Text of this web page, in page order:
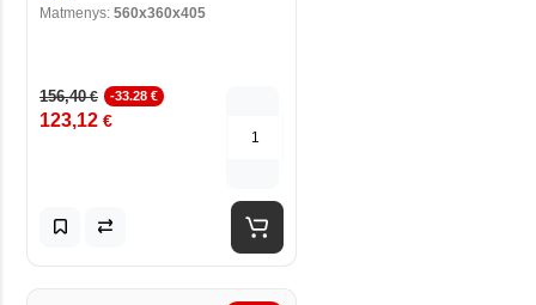
Matmenys: 560x360x405
156,40€ -33.28 €
123,12 €